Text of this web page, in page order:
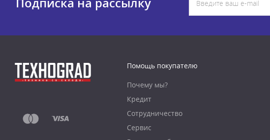
Помощь покупателю
Почему мы?
Кредит
Сотрудничество
Сервис